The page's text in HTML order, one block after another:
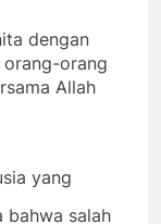
dengan
orang-orang
Allah
yang
bahwa salah